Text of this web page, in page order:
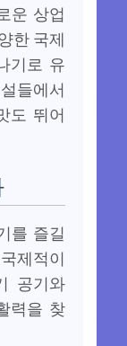
운 상업
한 국제
기로 유
들에서
도 뛰어
를 즐길
제적이
공기와
력을 찾